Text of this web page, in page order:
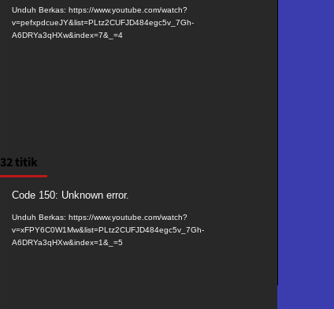
Video
Unduh Berkas: https://www.youtube.com/watch?
v=pefxpdcueJY&list=PLtz2CUFJD484egc5v_7Gh-
A6DRYa3qHXw&index=7&_=4
32 titik
Pemutar
Video
Code 150: Unknown error.
Unduh Berkas: https://www.youtube.com/watch?
v=xFPY6C0W1Mw&list=PLtz2CUFJD484egc5v_7Gh-
A6DRYa3qHXw&index=1&_=5